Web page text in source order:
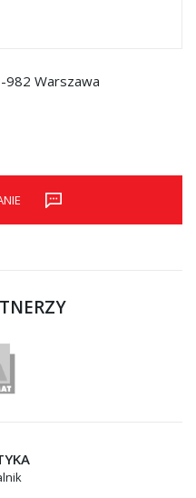
982 Warszawa